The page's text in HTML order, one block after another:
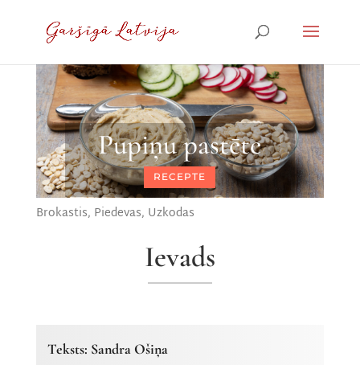
Pupiņu pastēte
RECEPTE
Brokastis, Piedevas, Uzkodas
Ievads
Teksts: Sandra Ošiņa